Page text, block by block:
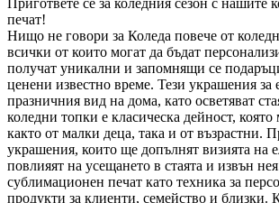
печат!
Нищо не говори за Коледа повече от
всички от които могат да бъдат
получат уникални и запомнящи се
ценени известно време. Тези украшения за
празничния вид на дома, като осветяват
коледни топки е класическа дейност,
както от малки деца, така и от възрастни.
украшения, които ще допълнят визията на
повлияят на усещането в стаята и извън
сублимационен печат като техника за
продукти за клиенти, семейство и близки.